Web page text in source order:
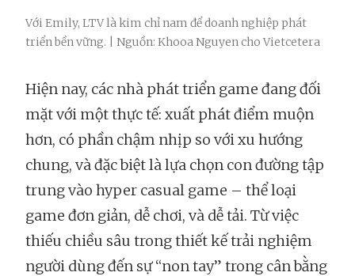
Với Emily, LTV là kim chỉ nam để doanh nghiệp phát
triển bền vững. | Nguồn: Khooa Nguyen cho Vietcetera
Hiện nay, các nhà phát triển game đang đối
mặt với một thực tế: xuất phát điểm muộn
hơn, có phần chậm nhịp so với xu hướng
chung, và đặc biệt là lựa chọn con đường tập
trung vào hyper casual game – thể loại
game đơn giản, dễ chơi, và dễ tải. Từ việc
thiếu chiều sâu trong thiết kế trải nghiệm
người dùng đến sự “non tay” trong cân bằng